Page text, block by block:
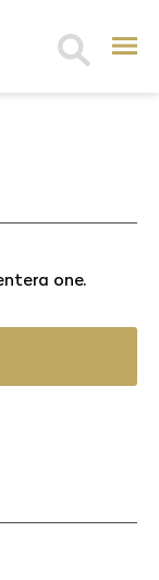
Search
one.